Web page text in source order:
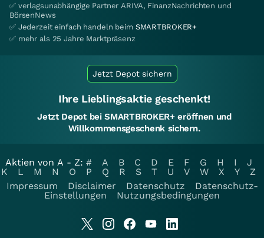
✅ verlagsunabhängige Partner ARIVA, FinanzNachrichten und
BörsenNews
✅ Jederzeit einfach handeln beim SMARTBROKER+
✅ mehr als 25 Jahre Marktpräsenz
Jetzt Depot sichern
Ihre Lieblingsaktie geschenkt!
Jetzt Depot bei SMARTBROKER+ eröffnen und
Willkommensgeschenk sichern.
Aktien von A - Z: # A B C D E F G H I
J
K
L M N O P Q R S T U V W X Y
Z
Impressum
Disclaimer Datenschutz
Datenschutz-
Einstellungen
Nutzungsbedingungen